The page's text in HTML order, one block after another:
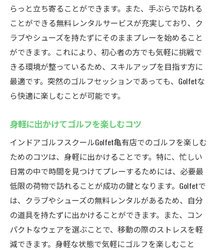
らっと立ち寄ることができます。また、手ぶらで訪れる
ことができる無料レンタルサービスが充実しており、ク
ラブやシューズを持たずにそのままプレーを始めること
ができます。これにより、初心者の方でも気軽に挑戦で
きる環境が整っているため、スキルアップを目指す方に
最適です。突然のゴルフセッションであっても、Golfetな
ら快適に楽しむことが可能です。
身軽に出かけてゴルフを楽しむコツ
インドアゴルフスクールGolfet亀有店でのゴルフを楽しむ
ためのコツは、身軽に出かけることです。特に、忙しい
日常の中で時間を見つけてプレーするためには、必要最
低限の荷物で訪れることが成功の鍵となります。Golfetで
は、クラブやシューズの無料レンタルがあるため、自分
の道具を持たずに出かけることができます。また、コン
パクトなウェアを選ぶことで、移動の際のストレスを軽
減できます。身軽な状態で気軽にゴルフを楽しむこと